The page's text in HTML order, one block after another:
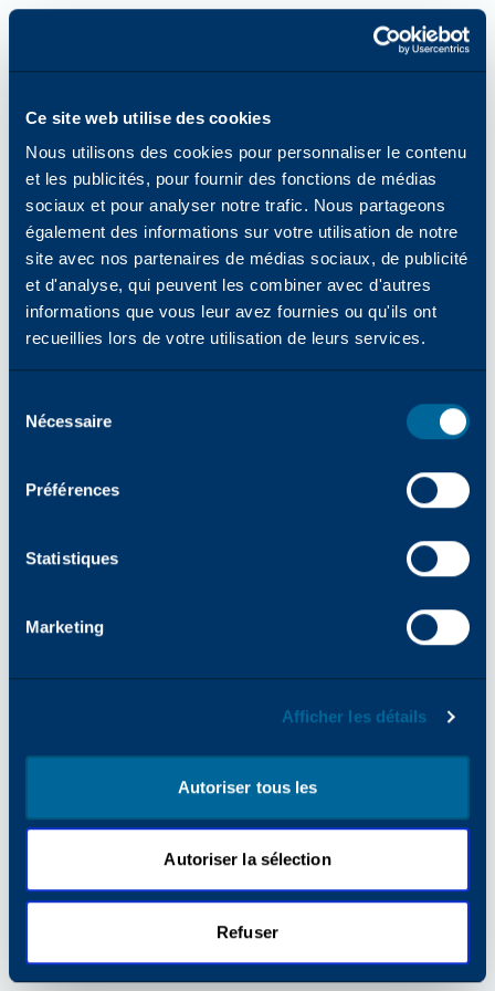
Ce site web utilise des cookies
Nous utilisons des cookies pour personnaliser le contenu
et les publicités, pour fournir des fonctions de médias
sociaux et pour analyser notre trafic. Nous partageons
également des informations sur votre utilisation de notre
site avec nos partenaires de médias sociaux, de publicité
et d'analyse, qui peuvent les combiner avec d'autres
informations que vous leur avez fournies ou qu'ils ont
recueillies lors de votre utilisation de leurs services.
desNécessaire
Préférences
Statistiques
Marketing
Afficher les détails
Autoriser tous les
Autoriser la sélection
Refuser
lors du chargement de katun.com (voir la console du navigateur